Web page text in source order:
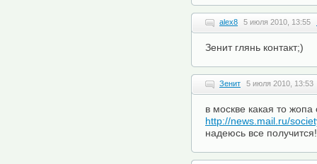
alex8 5 июля 2010, 13:55
Зенит глянь контакт;)
Зенит 5 июля 2010, 13:53
в москве какая то
http://news.mail.ru/
надеюсь все